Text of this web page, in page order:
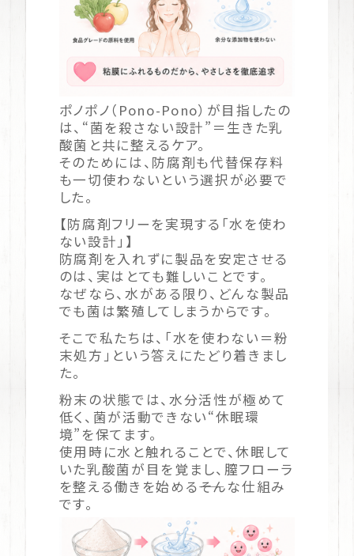
ポノポノ（Pono-Pono）が目指したの
は、“菌を殺さない設計”＝生きた乳
酸菌と共に整えるケア。
そのためには、防腐剤も代替保存料
も一切使わないという選択が必要で
した。
【防腐剤フリーを実現する「水を使わ
ない設計」】
防腐剤を入れずに製品を安定させる
のは、実はとても難しいことです。
なぜなら、水がある限り、どんな製品
でも菌は繁殖してしまうからです。
そこで私たちは、「水を使わない＝粉
末処方」という答えにたどり着きまし
た。
粉末の状態では、水分活性が極めて
低く、菌が活動できない“休眠環
境”を保てます。
使用時に水と触れることで、休眠して
いた乳酸菌が目を覚まし、膣フローラ
を整える働きを始める――そんな仕組み
です。